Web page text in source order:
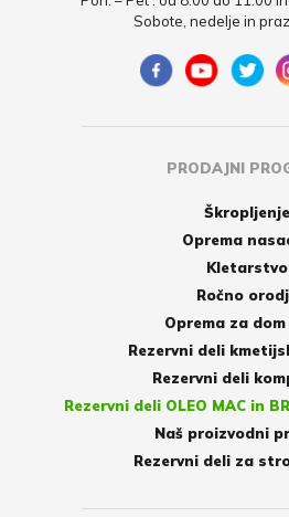
Sobote, nedelje in
PRODAJNI
Škropljenje
Oprema
Kletarstvo
Ročno
Oprema za
Rezervni deli
Rezervni deli
Rezervni deli OLEO MAC in
Naš proizvodni
Rezervni deli za